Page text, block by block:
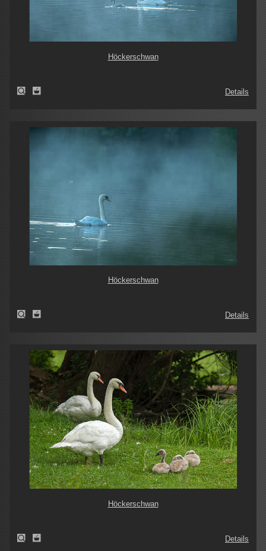
Höckerschwan
Details
Höckerschwan
Details
Höckerschwan
Details